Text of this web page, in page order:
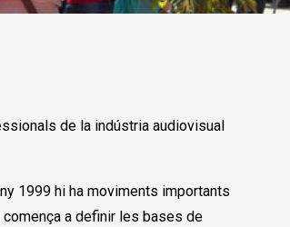
de la indústria audiovisual
1999 hi ha moviments importants
a definir les bases de